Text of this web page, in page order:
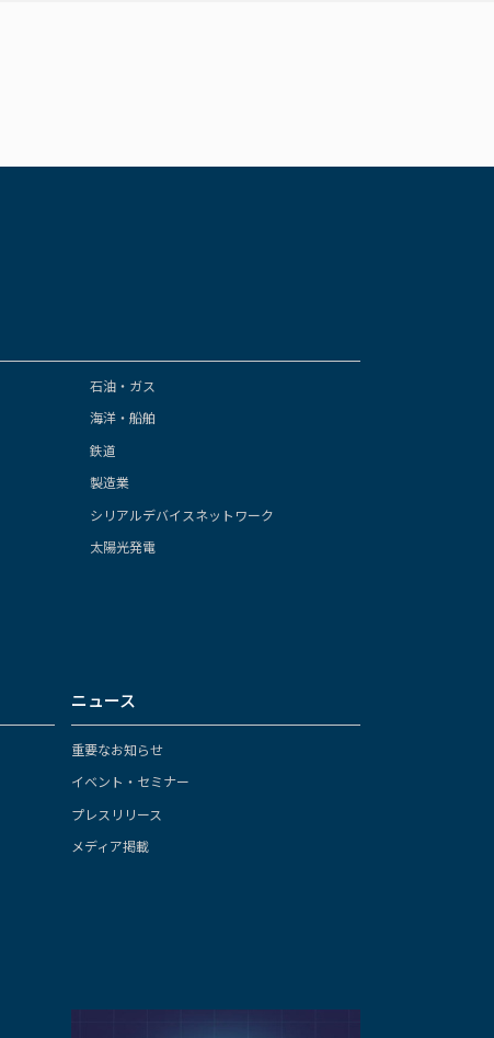
石油・ガス
海洋・船舶
鉄道
製造業
シリアルデバイスネットワーク
太陽光発電
ニュース
重要なお知らせ
イベント・セミナー
プレスリリース
メディア掲載